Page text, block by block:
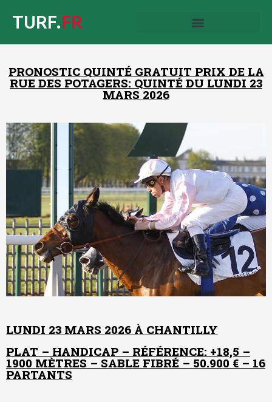
TURF.FR
PRONOSTIC QUINTÉ GRATUIT PRIX DE LA
RUE DES POTAGERS: QUINTÉ DU LUNDI 23
MARS 2026
LUNDI 23 MARS 2026 À CHANTILLY
PLAT – HANDICAP – RÉFÉRENCE: +18,5 –
1900 MÈTRES – SABLE FIBRÉ – 50.900 € – 16
PARTANTS